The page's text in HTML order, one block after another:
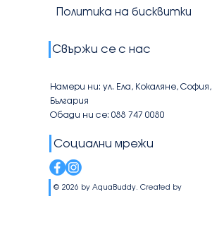
Политика на бисквитки
Свържи се с нас
Намери ни: ул. Ела, Кокаляне, София,
България
Обади ни се: 088 747 0080
Социални мрежи
© 2026 by AquaBuddy. Created by